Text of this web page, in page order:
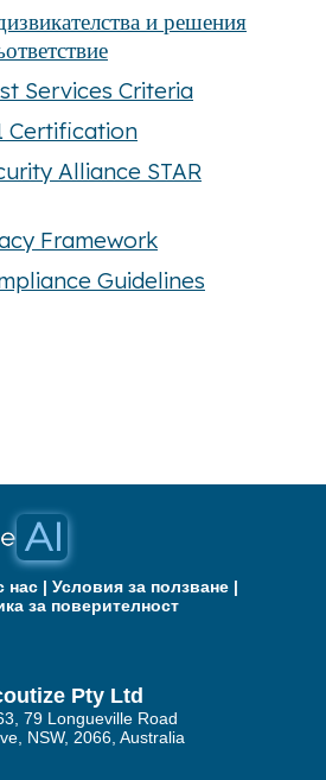
и решения
Services Criteria
Certification
Alliance STAR
Framework
Guidelines
нас | Условия за ползване |
за поверителност
Pty Ltd
79 Longueville Road
NSW, 2066, Australia